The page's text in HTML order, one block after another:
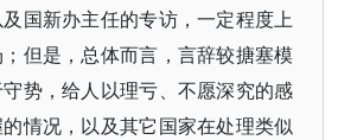
国新办主任的专访，一定程度上
但是，总体而言，言辞较搪塞模
势，给人以理亏、不愿深究的感
情况，以及其它国家在处理类似